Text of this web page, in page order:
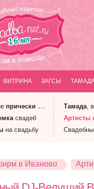
ВИТРИНА ЗАГСЫ
прически
свадеб
на свадьбу
Тамада,
Артисты
в Иваново